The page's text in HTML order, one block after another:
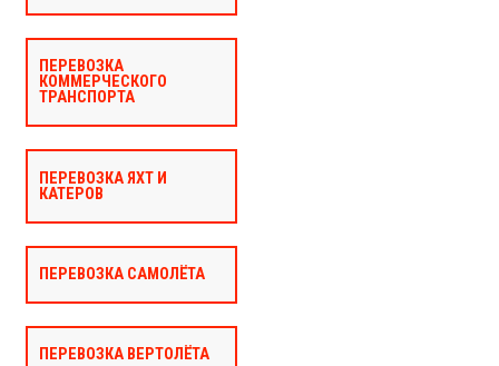
ПЕРЕВОЗКА
КОММЕРЧЕСКОГО
ТРАНСПОРТА
ПЕРЕВОЗКА ЯХТ И
КАТЕРОВ
ПЕРЕВОЗКА САМОЛЁТА
ПЕРЕВОЗКА ВЕРТОЛЁТА